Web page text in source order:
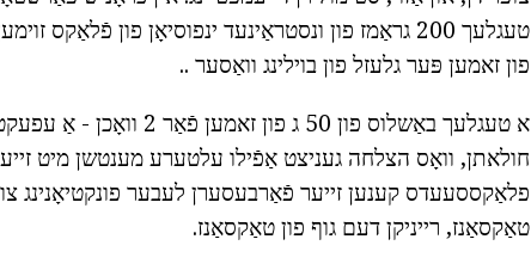
טעגלעך 200 גראַמז פון ונסטראַינעד ינפוסיאָן פון
פון זאמען פּער גלעזל פון בוילינג וואַסער ..
א טעגלעך באַשלוס פון 50 ג
חולאתן, וואָס הצלחה געניצט אַפֿילו עלטערע מענטשן מיט
פלאַקססעעדס קענען זייער פֿאַרבעסערן לעבער פונקטיאָנינג
טאַקסאַנז, רייניקן דעם גוף פון טאַקסאַנז.